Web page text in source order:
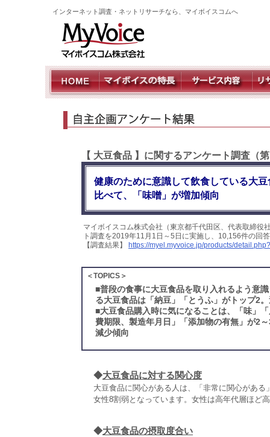
インターネット調査・ネットリサーチなら、マイボイスコムへ
【 大豆食品 】に関するアンケート調査（
健康のために意識して飲食している大
比べて、「味噌」が増加傾向
マイボイスコム株式会社（東京都千代田区、代表取締役
ト調査を2019年11月1日～5日に実施し、10,156件の回
【調査結果】
https://myel.myvoice.jp/products/
＜TOPICS＞
■普段の食事に大豆食品を取り入れるよう意
る大豆食品は「納豆」「とうふ」がトップ2
■大豆食品購入時に気になることは、「味」
費期限、製造年月日」「添加物の有無」が2
減少傾向
◆大豆食品に対する関心度
大豆食品に関心がある人は、「非常に関心があ
女性8割弱となっています。女性は高年代層ほど
◆大豆食品の摂取度合い